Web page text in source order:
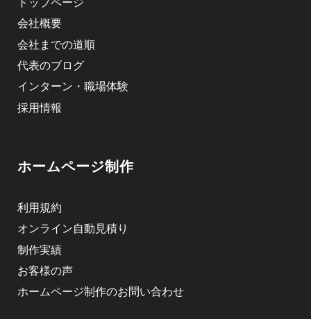
トップページ
会社概要
会社までの道順
代表のブログ
インターン・職場体験
採用情報
ホームページ制作
利用規約
オンライン自動見積り
制作実績
お客様の声
ホームページ制作のお問い合わせ